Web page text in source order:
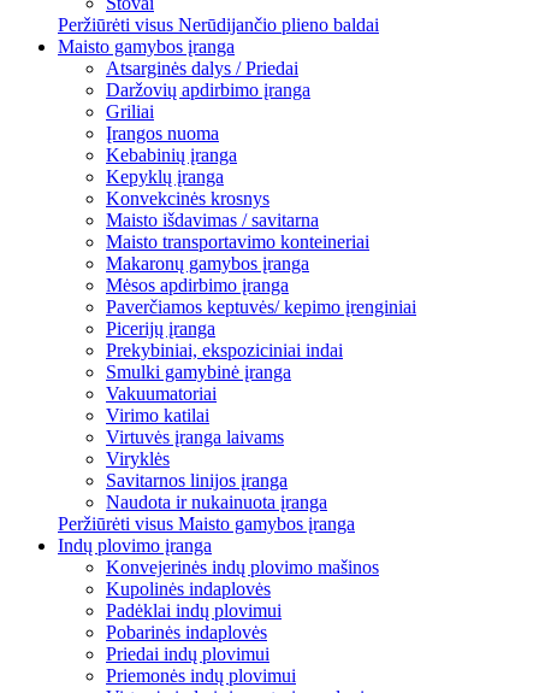
Peržiūrėti visus Nerūdijančio plieno baldai
Maisto gamybos įranga
Atsarginės dalys / Priedai
Daržovių apdirbimo įranga
Griliai
Įrangos nuoma
Kebabinių įranga
Kepyklų įranga
Konvekcinės krosnys
Maisto išdavimas / savitarna
Maisto transportavimo konteineriai
Makaronų gamybos įranga
Mėsos apdirbimo įranga
Paverčiamos keptuvės/ kepimo įrenginiai
Picerijų įranga
Prekybiniai, ekspoziciniai indai
Smulki gamybinė įranga
Vakuumatoriai
Virimo katilai
Virtuvės įranga laivams
Viryklės
Savitarnos linijos įranga
Naudota ir nukainuota įranga
Peržiūrėti visus Maisto gamybos įranga
Indų plovimo įranga
Konvejerinės indų plovimo mašinos
Kupolinės indaplovės
Padėklai indų plovimui
Pobarinės indaplovės
Priedai indų plovimui
Priemonės indų plovimui